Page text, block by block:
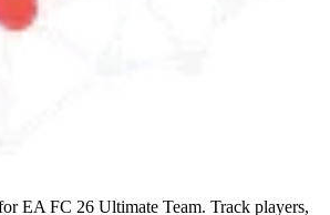
EA FC 26 Ultimate Team. Track players,